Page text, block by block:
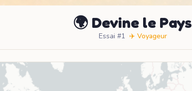
🌍 Devine le Pays
Essai #1 ✈️ Voyageur